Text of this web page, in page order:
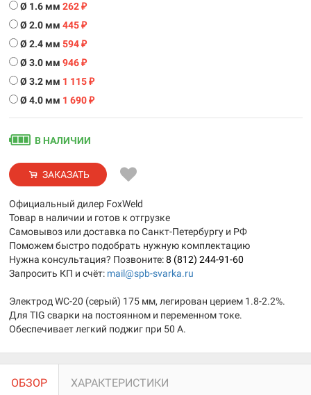
Ø 1.6 мм 262 ₽
Ø 2.0 мм 445 ₽
Ø 2.4 мм 594 ₽
Ø 3.0 мм 946 ₽
Ø 3.2 мм 1 115 ₽
Ø 4.0 мм 1 690 ₽
В НАЛИЧИИ
ЗАКАЗАТЬ
Официальный дилер FoxWeld
Товар в наличии и готов к отгрузке
Самовывоз или доставка по Санкт-Петербургу и РФ
Поможем быстро подобрать нужную комплектацию
Нужна консультация? Позвоните:8 (812) 244-91-60
Запросить КП и счёт: mail@spb-svarka.ru
Электрод WC-20 (серый) 175 мм, легирован церием 1.8-2.2%.
Для TIG сварки на постоянном и переменном токе.
Обеспечивает легкий поджиг при 50 А.
ОБЗОР ХАРАКТЕРИСТИКИ